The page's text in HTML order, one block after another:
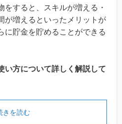
をすると、スキルが増える・
が増えるといったメリットが
に貯金を貯めることができる
い方について詳しく解説して
きを読む